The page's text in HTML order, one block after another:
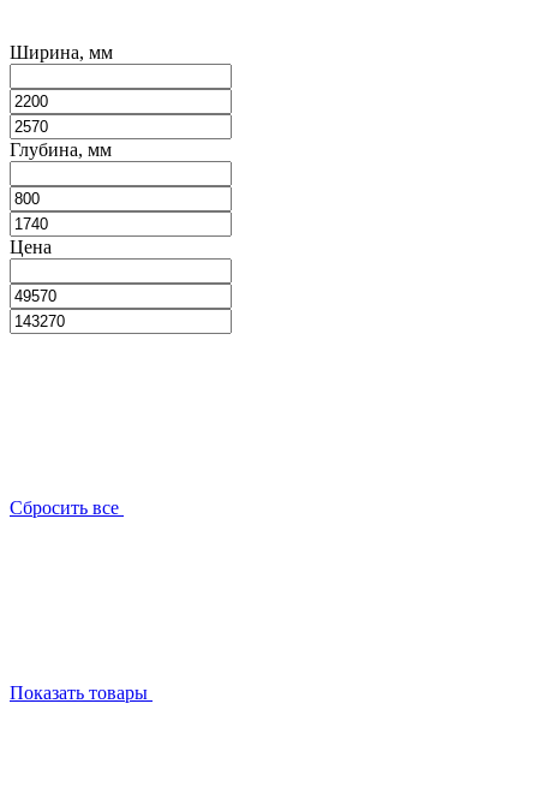
Ширина, мм
Глубина, мм
Цена
Сбросить все
Показать товары